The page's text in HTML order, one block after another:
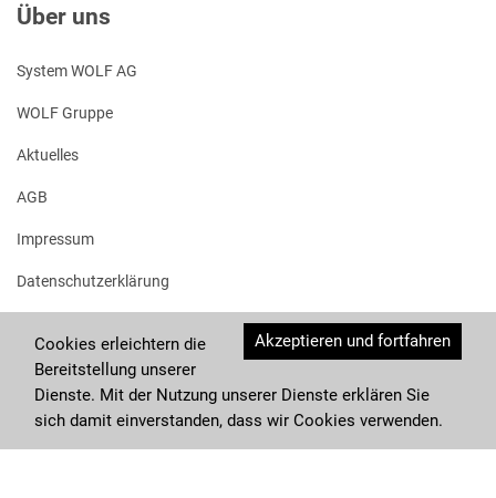
Über uns
System WOLF AG
WOLF Gruppe
Aktuelles
AGB
Impressum
Datenschutzerklärung
© System Wolf AG
Akzeptieren und fortfahren
Cookies erleichtern die
Bereitstellung unserer
Dienste. Mit der Nutzung unserer Dienste erklären Sie
sich damit einverstanden, dass wir Cookies verwenden.